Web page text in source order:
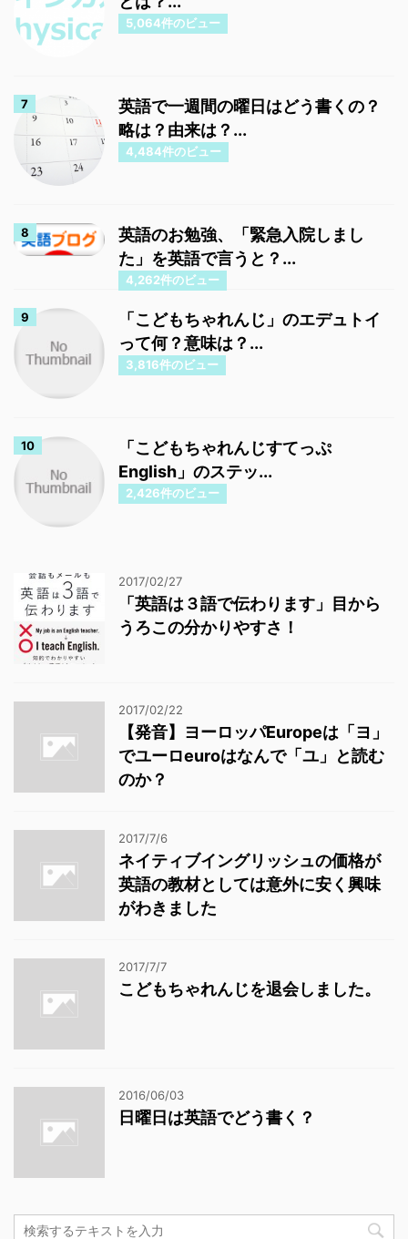
5,064件のビュー
英語で一週間の曜日はどう書くの？
略は？由来は？...
4,484件のビュー
英語のお勉強、「緊急入院しまし
た」を英語で言うと？...
4,262件のビュー
「こどもちゃれんじ」のエデュトイ
って何？意味は？...
3,816件のビュー
「こどもちゃれんじすてっぷ
English」のステッ...
2,426件のビュー
2017/02/27
「英語は３語で伝わります」目から
うろこの分かりやすさ！
2017/02/22
【発音】ヨーロッパEuropeは「ヨ」
でユーロeuroはなんで「ユ」と読む
のか？
2017/7/6
ネイティブイングリッシュの価格が
英語の教材としては意外に安く興味
がわきました
2017/7/7
こどもちゃれんじを退会しました。
2016/06/03
日曜日は英語でどう書く？